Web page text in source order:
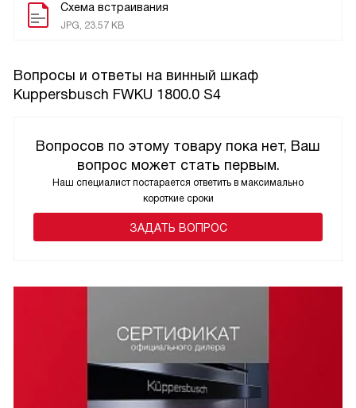
Схема встраивания
JPG, 23.57 KB
Вопросы и ответы на винный шкаф
Kuppersbusch FWKU 1800.0 S4
Вопросов по этому товару пока нет, Ваш
вопрос может стать первым.
Наш специалист постарается ответить в максимально
короткие сроки
ЗАДАТЬ ВОПРОС